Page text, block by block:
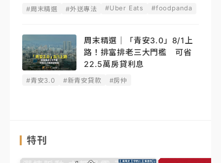
#周末精選 #外送專法 #Uber Eats #foodpanda
周末精選｜「青安3.0」8/1上
路！排富排老三大門檻 可省
22.5萬房貸利息
#青安3.0 #新青安貸款 #房仲
特刊